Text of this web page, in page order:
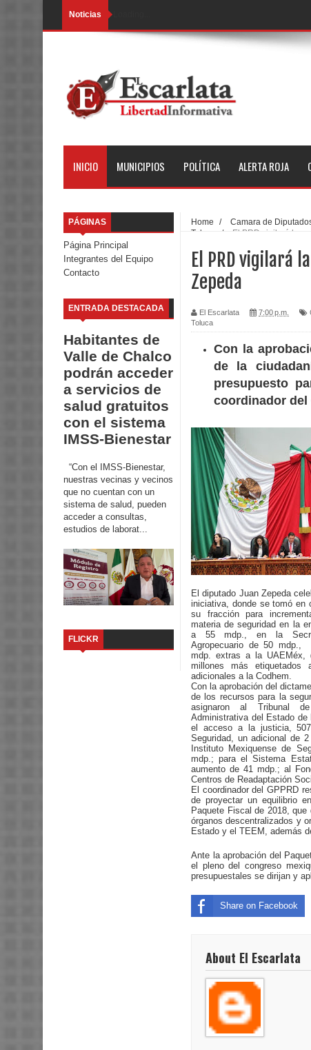
Noticias
INICIO MUNICIPIOS POLÍTICA ALERTA ROJA
PÁGINAS
Página Principal
Integrantes del Equipo
Contacto
ENTRADA DESTACADA
Habitantes de
Valle de Chalco
podrán acceder
a servicios de
salud gratuitos
con el sistema
IMSS-Bienestar
“Con el IMSS-Bienestar,
nuestras vecinas y vecinos
que no cuentan con un
sistema de salud, pueden
acceder a consultas,
estudios de laborat...
FLICKR
Home / Camara de
Toluca
/ El PRD vigilará la
El PRD vigilará
Zepeda
El Escarlata 7:00 p.m.
Toluca
Con la
de la
presupuesto
coordinador del
El diputado Juan Zepeda
iniciativa, donde se tomó en
su fracción para
materia de seguridad en la
a 55 mdp., en la
Agropecuario de 50 mdp.,
mdp. extras a la UAEMéx,
millones más
adicionales a la Codhem.
Con la aprobación del
de los recursos para la
asignaron al Tribunal
Administrativa del Estado
el acceso a la justicia,
Seguridad, un adicional de
Instituto Mexiquense de
mdp.; para el Sistema
aumento de 41 mdp.; al
Centros de Readaptación
El coordinador del GPPRD
de proyectar un equilibrio
Paquete Fiscal de 2018,
órganos descentralizados y
Estado y el TEEM, además
Ante la aprobación del
el pleno del congreso
presupuestales se dirijan y
Share on Facebook
About El Escarlata